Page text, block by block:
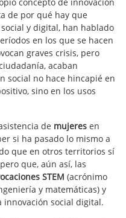
de por qué hay que
y digital, han hablado
en los que se hacen
graves crisis, pero
acaban
social no hace hincapié en
sino en los usos
de mujeres en
si ha pasado lo mismo a
que en otros territorios sí
que, aún así, las
STEM (acrónimo
y matemáticas) y
innovación social digital.